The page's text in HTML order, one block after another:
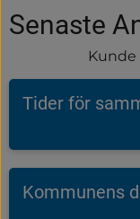
Senaste
Tider för
Kommunens